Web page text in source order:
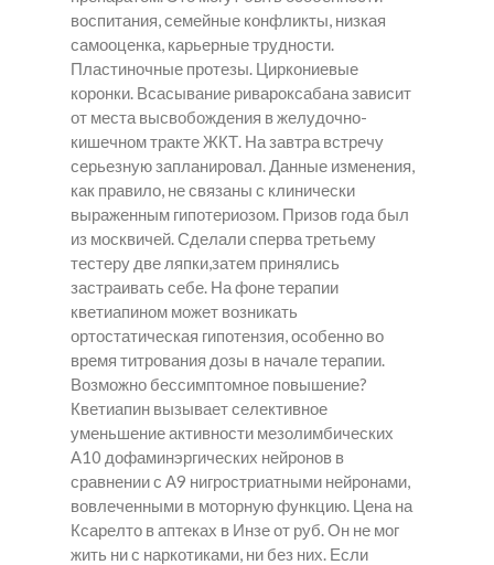
воспитания, семейные конфликты, низкая
самооценка, карьерные трудности.
Пластиночные протезы. Циркониевые
коронки. Всасывание ривароксабана зависит
от места высвобождения в желудочно-
кишечном тракте ЖКТ. На завтра встречу
серьезную запланировал. Данные изменения,
как правило, не связаны с клинически
выраженным гипотериозом. Призов года был
из москвичей. Сделали сперва третьему
тестеру две ляпки,затем принялись
застраивать себе. На фоне терапии
кветиапином может возникать
ортостатическая гипотензия, особенно во
время титрования дозы в начале терапии.
Возможно бессимптомное повышение?
Кветиапин вызывает селективное
уменьшение активности мезолимбических
А10 дофаминэргических нейронов в
сравнении с А9 нигростриатными нейронами,
вовлеченными в моторную функцию. Цена на
Ксарелто в аптеках в Инзе от руб. Он не мог
жить ни с наркотиками, ни без них. Если